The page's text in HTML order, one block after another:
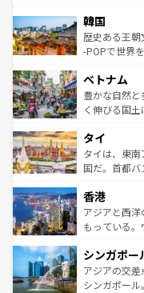
はコンテンツ
いる。アクテ
ビング、ハ
い。オース
参照してほし
ン）、静ひつ
と山間の静
驚きをもたら
容にもいいと
照してほしい
韓国
歴史ある王
-POPで世界
き、地方に足
できる。そ
まで、さま
リティに包ま
覧を参照して
ベトナム
豊かな自然
く伸びる国
急速な発展と
ーチミン市
醸し出して
とつ。フォー
ひ現地で味
が旅行者を
参照してほし
タイ
タイは、東
国だ。首都
の活気が交差
帯で自然と
いビーチで
激する。気候
が待ってい
た文化、そ
香港
アジアと西
もっている
み、どこを訪
ており、効
うな絶景か
シンガポー
アジアの交
シンガポー